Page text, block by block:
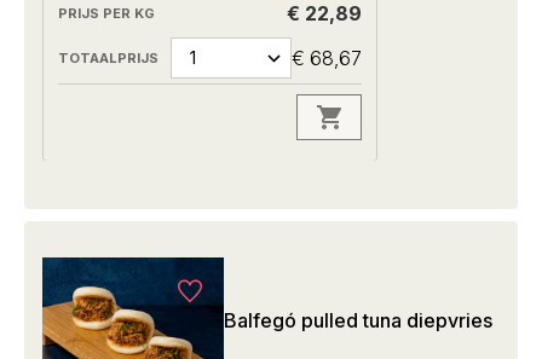
€ 22,89
€ 68,67
Balfegó pulled tuna diepvries